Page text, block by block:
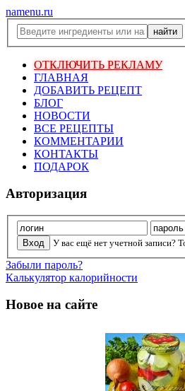
namenu.ru
ОТКЛЮЧИТЬ РЕКЛАМУ
ГЛАВНАЯ
ДОБАВИТЬ РЕЦЕПТ
БЛОГ
НОВОСТИ
ВСЕ РЕЦЕПТЫ
КОММЕНТАРИИ
КОНТАКТЫ
ПОДАРОК
Авторизация
У вас ещё нет учетной записи?
Забыли пароль?
Калькулятор калорийности
Новое на сайте